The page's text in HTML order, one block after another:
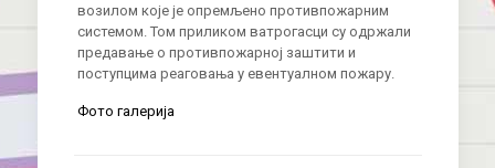
возилом које је опремљено противпожарним
системом. Том приликом ватрогасци су одржали
предавање о противпожарној заштити и
поступцима реаговања у евентуалном пожару.
Фото галерија